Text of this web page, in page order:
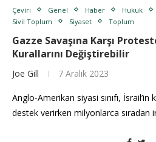
Çeviri Genel Haber Hukuk
Sivil Toplum
Siyaset Toplum
Gazze Savaşına Karşı
Kurallarını Değiştirebilir
Joe Gill 7 Aralık 2023
Anglo-Amerikan siyasi sınıfı,
destek verirken milyonlarca sıradan